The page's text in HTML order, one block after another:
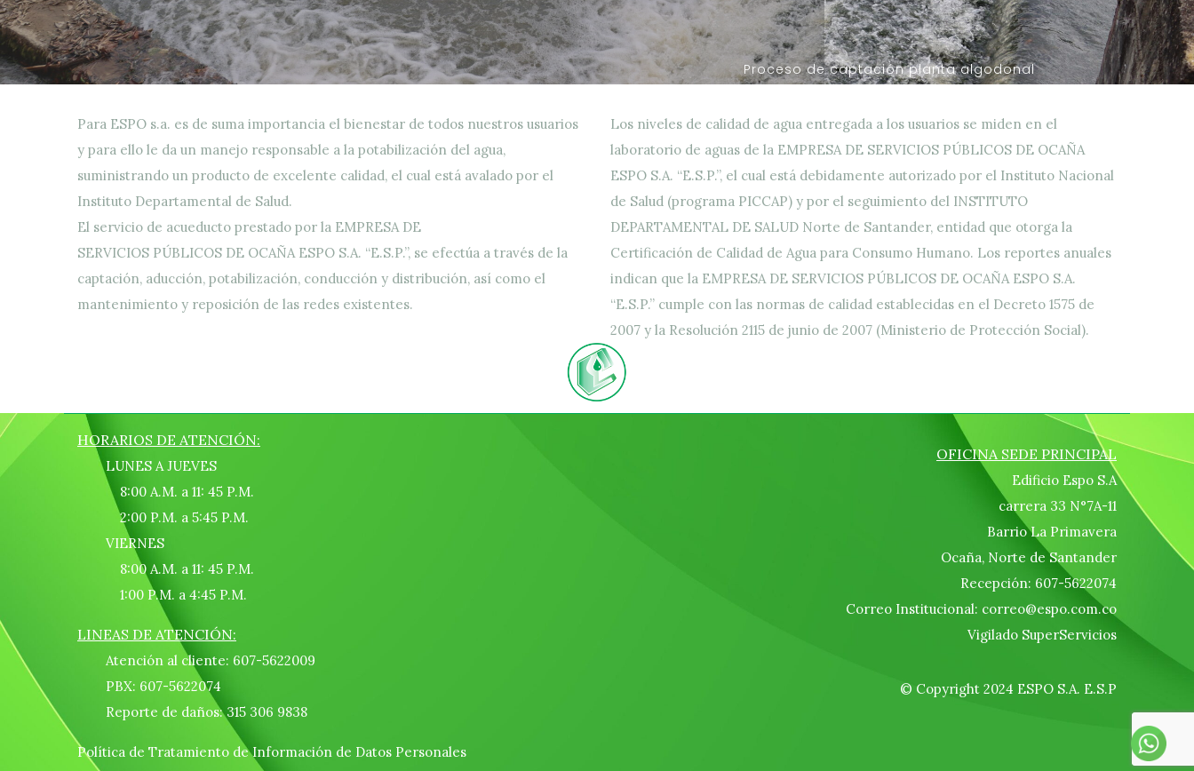
Para ESPO s.a. es de suma importancia el bienestar de todos nuestros usuarios
y para ello le da un manejo responsable a la potabilización del agua,
suministrando un producto de excelente calidad, el cual está avalado por el
Instituto Departamental de Salud.
El servicio de acueducto prestado por la EMPRESA DE
SERVICIOS PÚBLICOS DE OCAÑA ESPO S.A. “E.S.P.”, se efectúa a través de la
captación, aducción, potabilización, conducción y distribución, así como el
mantenimiento y reposición de las redes existentes.
Los niveles de calidad de agua entregada a los usuarios se miden en el
laboratorio de aguas de la EMPRESA DE SERVICIOS PÚBLICOS DE OCAÑA
ESPO S.A. “E.S.P.”, el cual está debidamente autorizado por el Instituto Nacional
de Salud (programa PICCAP) y por el seguimiento del INSTITUTO
DEPARTAMENTAL DE SALUD Norte de Santander, entidad que otorga la
Certificación de Calidad de Agua para Consumo Humano. Los reportes anuales
indican que la EMPRESA DE SERVICIOS PÚBLICOS DE OCAÑA ESPO S.A.
“E.S.P.” cumple con las normas de calidad establecidas en el Decreto 1575 de
2007 y la Resolución 2115 de junio de 2007 (Ministerio de Protección Social).
HORARIOS DE ATENCIÓN:
LUNES A JUEVES
8:00 A.M. a 11: 45 P.M.
2:00 P.M. a 5:45 P.M.
VIERNES
8:00 A.M. a 11: 45 P.M.
1:00 P.M. a 4:45 P.M.
LINEAS DE ATENCIÓN:
Atención al cliente: 607-5622009
PBX: 607-5622074
Reporte de daños: 315 306 9838
Política de Tratamiento de Información de Datos Personales
OFICINA SEDE PRINCIPAL
Edificio Espo S.A
carrera 33 N°7A-11
Barrio La Primavera
Ocaña, Norte de Santander
Recepción: 607-5622074
Correo Institucional: correo@espo.com.co
Vigilado SuperServicios
© Copyright 2024 ESPO S.A. E.S.P